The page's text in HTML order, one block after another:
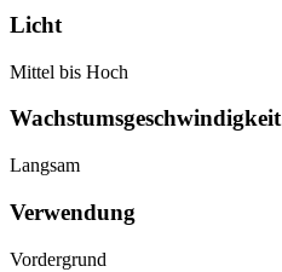
Licht
Mittel bis Hoch
Wachstumsgeschwindigkeit
Langsam
Verwendung
Vordergrund